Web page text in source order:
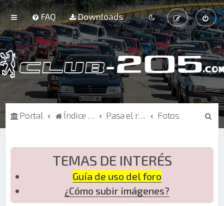
FAQ Downloads
Portal Índice de Foros Pasa el rato Fotos
B
TEMAS DE INTERÉS
Guía de uso del foro
¿Cómo subir imágenes?